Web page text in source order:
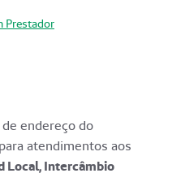
Prestador
endereço do
atendimentos aos
Local, Intercâmbio